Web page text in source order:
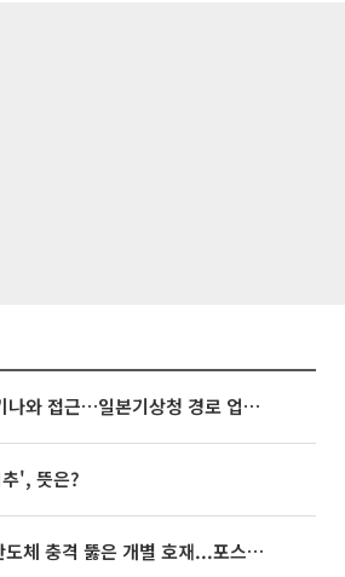
태풍 '돌핀' 오키나와 접근…일본기상청 경로 업데이트
', 뜻은?
[증시키워드] 반도체 충격 뚫은 개별 호재...포스코퓨처엠·에코프로·한화솔루션 '눈길'